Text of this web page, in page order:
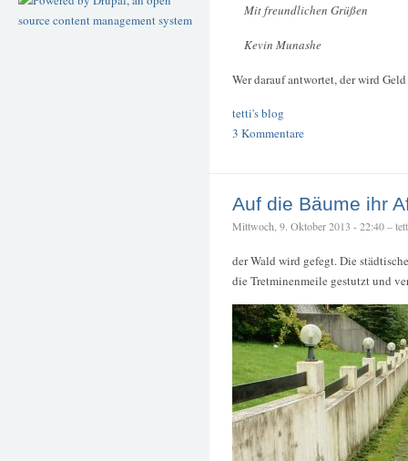
Mit freundlichen Grüßen
Kevin Munashe
Wer darauf antwortet, der wird
tetti's blog
3 Kommentare
Auf die Bäume ihr
Mittwoch, 9. Oktober 2013 - 22:40 –
der Wald wird gefegt. Die
die Tretminenmeile gestutzt und